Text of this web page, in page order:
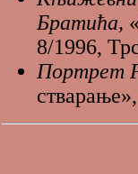
Братића,
8/1996,
Портрет